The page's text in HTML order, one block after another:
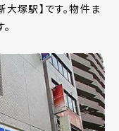
大塚駅】です。物件ま